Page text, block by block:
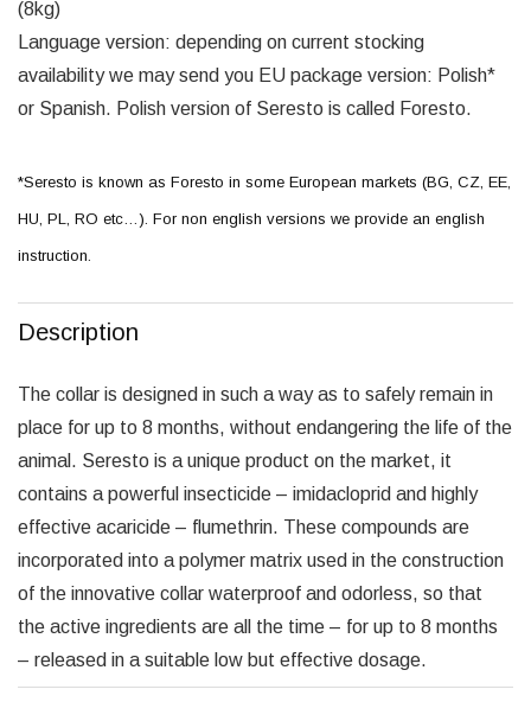
(8kg)
Language version: depending on current stocking
availability we may send you EU package version: Polish*
or Spanish. Polish version of Seresto is called Foresto.
*Seresto is known as Foresto in some European markets (BG, CZ, EE,
HU, PL, RO etc…). For non english versions we provide an english
instruction.
Description
The collar is designed in such a way as to safely remain in
place for up to 8 months, without endangering the life of the
animal. Seresto is a unique product on the market, it
contains a powerful insecticide – imidacloprid and highly
effective acaricide – flumethrin. These compounds are
incorporated into a polymer matrix used in the construction
of the innovative collar waterproof and odorless, so that
the active ingredients are all the time – for up to 8 months
– released in a suitable low but effective dosage.